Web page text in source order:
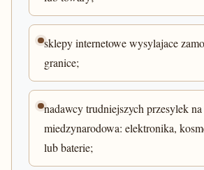
sklepy internetowe wysylajace
granice;
nadawcy trudniejszych przesylek
miedzynarodowa: elektronika,
lub baterie;